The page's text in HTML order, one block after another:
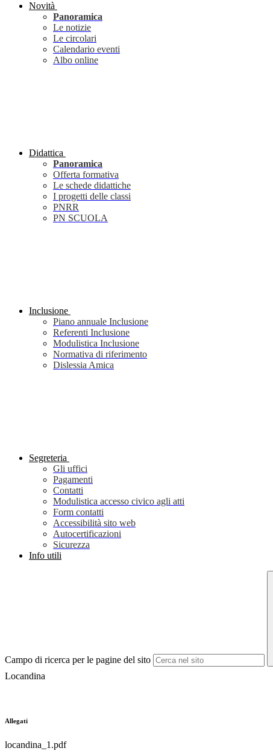
Novità
Panoramica
Le notizie
Le circolari
Calendario eventi
Albo online
Didattica
Panoramica
Offerta formativa
Le schede didattiche
I progetti delle classi
PNRR
PN SCUOLA
Inclusione
Piano annuale Inclusione
Referenti Inclusione
Modulistica Inclusione
Normativa di riferimento
Dislessia Amica
Segreteria
Gli uffici
Pagamenti
Contatti
Modulistica accesso civico agli atti
Form contatti
Accessibilità sito web
Autocertificazioni
Sicurezza
Info utili
Campo di ricerca per le pagine del sito
Locandina
Allegati
locandina_1.pdf